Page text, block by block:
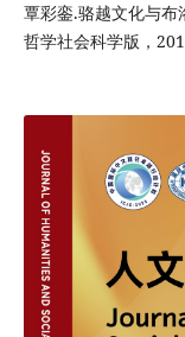
覃彩銮.骆越文化与布
哲学社会科学版，